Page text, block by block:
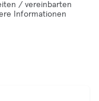
/ vereinbarten
Informationen